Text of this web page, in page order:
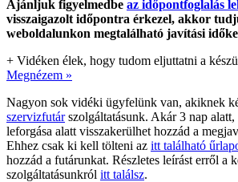
Ajánljuk figyelmedbe az időpontfoglalás
visszaigazolt időpontra érkezel, akkor
weboldalunkon megtalálható javítási
+ Vidéken élek, hogy tudom eljuttatni a
Megnézem »
Nagyon sok vidéki ügyfelünk van, akiknek
szervizfutárszolgáltatásunk. Akár 3 nap
leforgása alatt visszakerülhet hozzád a
Ehhez csak ki kell tölteni az itt található
hozzád a futárunkat. Részletes leírást erről a
szolgáltatásunkról itt találsz.